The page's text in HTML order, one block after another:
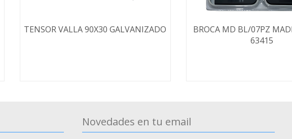
TENSOR VALLA 90X30 GALVANIZADO
BROCA MD BL/07PZ
63415
Novedades en tu email